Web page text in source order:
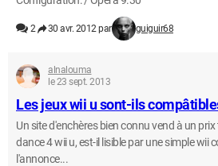
2 30 avr. 2012 par guiguir68
alnalouma
le 23 sept. 2013
Les jeux wii u sont-ils
Un site d'enchères bien connu vend à un
dance 4 wii u, est-il lisible par une simple wii
l'annonce...